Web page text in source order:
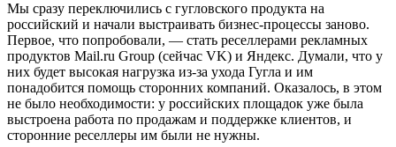
Мы сразу переключились с гугловского продукта на
российский и начали выстраивать бизнес-процессы заново.
Первое, что попробовали, — стать реселлерами рекламных
продуктов Mail.ru Group (сейчас VK) и Яндекс. Думали, что у
них будет высокая нагрузка из-за ухода Гугла и им
понадобится помощь сторонних компаний. Оказалось, в этом
не было необходимости: у российских площадок уже была
выстроена работа по продажам и поддержке клиентов, и
сторонние реселлеры им были не нужны.